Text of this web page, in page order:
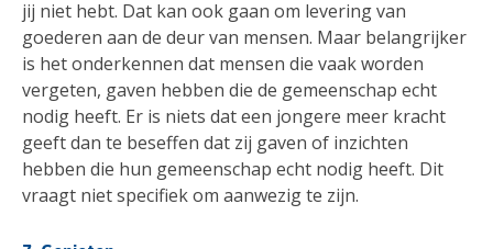
jij niet hebt. Dat kan ook gaan om levering van
goederen aan de deur van mensen. Maar belangrijker
is het onderkennen dat mensen die vaak worden
vergeten, gaven hebben die de gemeenschap echt
nodig heeft. Er is niets dat een jongere meer kracht
geeft dan te beseffen dat zij gaven of inzichten
hebben die hun gemeenschap echt nodig heeft. Dit
vraagt niet specifiek om aanwezig te zijn.